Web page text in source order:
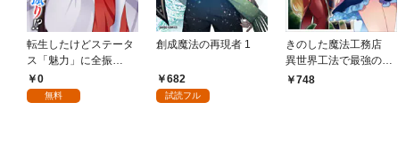
転生したけどステータ
ス「魅力」に全振
り！？(1)
0
無料
創成魔法の再現者 1
682
試読フル
きのした魔法工務店
異世界工法で最強の家
づくりを（コミック）
748